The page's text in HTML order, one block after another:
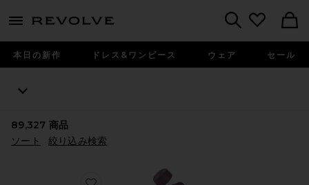
menu - shows more content
本日の新作 ドレス&ワンピース ウェア セール
89,327 商品
ソート
絞り込み検索